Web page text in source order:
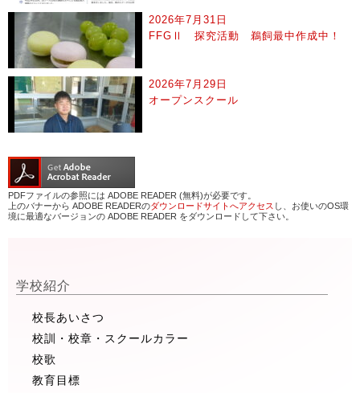
2026年7月31日
FFGⅡ 探究活動 鵜飼最中作成中！
2026年7月29日
オープンスクール
PDFファイルの参照には ADOBE READER (無料)が必要です。
上のバナーから ADOBE READERのダウンロードサイトへアクセス し、お使いのOS環
境に最適なバージョンの ADOBE READER をダウンロードして下さい。
学校紹介
校長あいさつ
校訓・校章・スクールカラー
校歌
教育目標